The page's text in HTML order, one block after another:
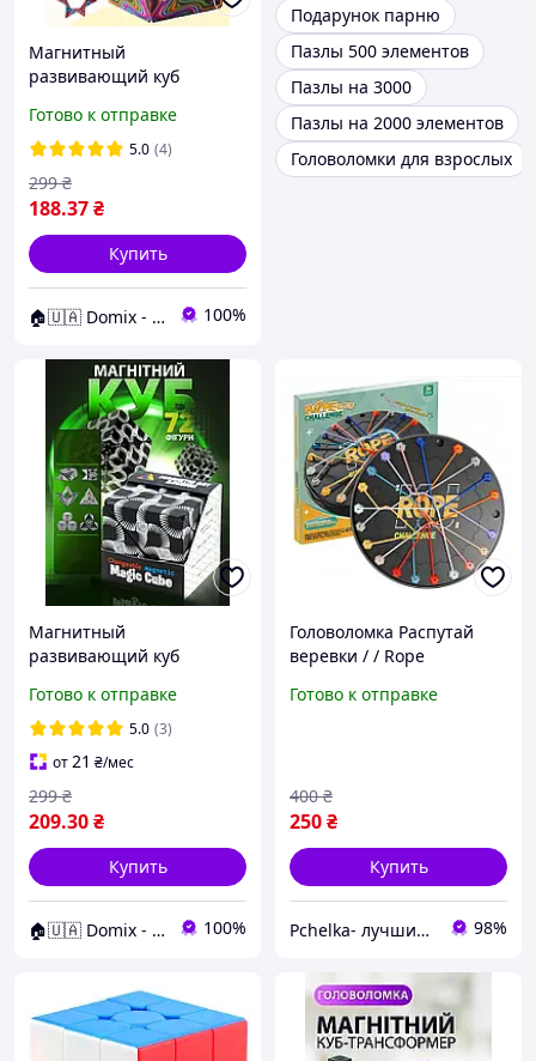
Магнитный
развивающий куб
трансформер,
антистресс, логическая
игра для детей и
взрослых
Готово к отправке
5.0 (4)
188.37₴
299 ₴
Купить
🏠🇺🇦 Domix - все для тебя 100%
Подарунок парню
Пазлы 500 элементов
Пазлы на 3000
Пазлы на 2000 элементов
Головоломки для взрослых
Магнитный
развивающий куб
трансформер,
антистресс, логическая
игра для детей и
взрослых
Готово к отправке
5.0 (3)
от21 ₴/мес
209.30₴
299 ₴
Купить
🏠🇺🇦 Domix - все для тебя 100%
Головоломка Распутай
веревки / / Rope
детей и взрослых,
Готово к отправке
250₴
400 ₴
Купить
Pchelka- лучший выбор 98%